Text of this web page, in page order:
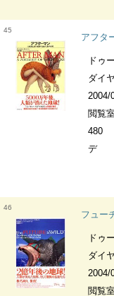
45
アフタ
ドゥ
ダイ
2004/
閲覧
480
デ
46
フューチ
ドゥー
ダイ
2004/
閲覧